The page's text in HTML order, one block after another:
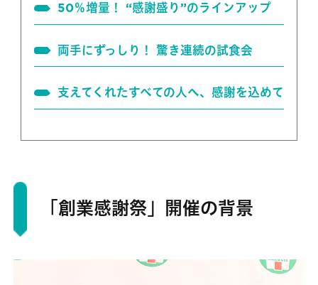
50％増量！ “感謝盛り”のラインアップ
両手にずっしり！ 驚き連続の試食会
支えてくれたすべての人へ、感謝を込めて
「創業感謝祭」開催の背景